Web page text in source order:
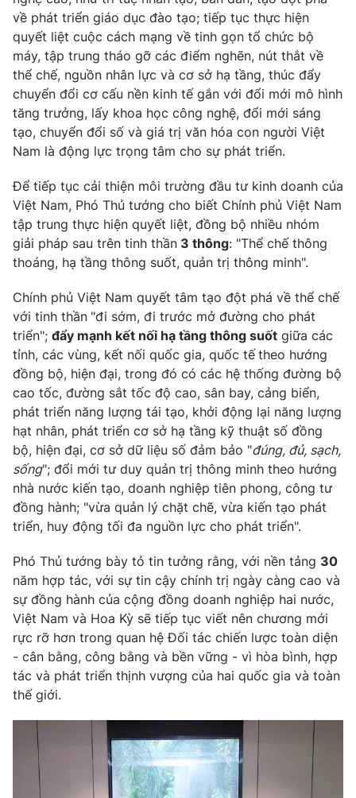
về phát triển giáo dục đào tạo; tiếp tục thực hiện
quyết liệt cuộc cách mạng về tinh gọn tổ chức bộ
máy, tập trung tháo gỡ các điểm nghẽn, nút thắt về
thể chế, nguồn nhân lực và cơ sở hạ tầng, thúc đẩy
chuyển đổi cơ cấu nền kinh tế gắn với đổi mới mô hình
tăng trưởng, lấy khoa học công nghệ, đổi mới sáng
tạo, chuyển đổi số và giá trị văn hóa con người Việt
Nam là động lực trọng tâm cho sự phát triển.
Để tiếp tục cải thiện môi trường đầu tư kinh doanh của
Việt Nam, Phó Thủ tướng cho biết Chính phủ Việt Nam
tập trung thực hiện quyết liệt, đồng bộ nhiều nhóm
giải pháp sau trên tinh thần 3 thông: "Thể chế thông
thoáng, hạ tầng thông suốt, quản trị thông minh".
Chính phủ Việt Nam quyết tâm tạo đột phá về thể chế
với tinh thần "đi sớm, đi trước mở đường cho phát
triển"; đẩy mạnh kết nối hạ tầng thông suốt giữa các
tỉnh, các vùng, kết nối quốc gia, quốc tế theo hướng
đồng bộ, hiện đại, trong đó có các hệ thống đường bộ
cao tốc, đường sắt tốc độ cao, sân bay, cảng biển,
phát triển năng lượng tái tạo, khởi động lại năng lượng
hạt nhân, phát triển cơ sở hạ tầng kỹ thuật số đồng
bộ, hiện đại, cơ sở dữ liệu số đảm bảo "đúng, đủ, sạch,
sống"; đổi mới tư duy quản trị thông minh theo hướng
nhà nước kiến tạo, doanh nghiệp tiên phong, công tư
đồng hành; "vừa quản lý chặt chẽ, vừa kiến tạo phát
triển, huy động tối đa nguồn lực cho phát triển".
Phó Thủ tướng bày tỏ tin tưởng rằng, với nền tảng 30
năm hợp tác, với sự tin cậy chính trị ngày càng cao và
sự đồng hành của cộng đồng doanh nghiệp hai nước,
Việt Nam và Hoa Kỳ sẽ tiếp tục viết nên chương mới
rực rỡ hơn trong quan hệ Đối tác chiến lược toàn diện
- cân bằng, công bằng và bền vững - vì hòa bình, hợp
tác và phát triển thịnh vượng của hai quốc gia và toàn
thế giới.